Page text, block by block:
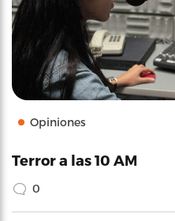
Opiniones
Terror a las 10 AM
0